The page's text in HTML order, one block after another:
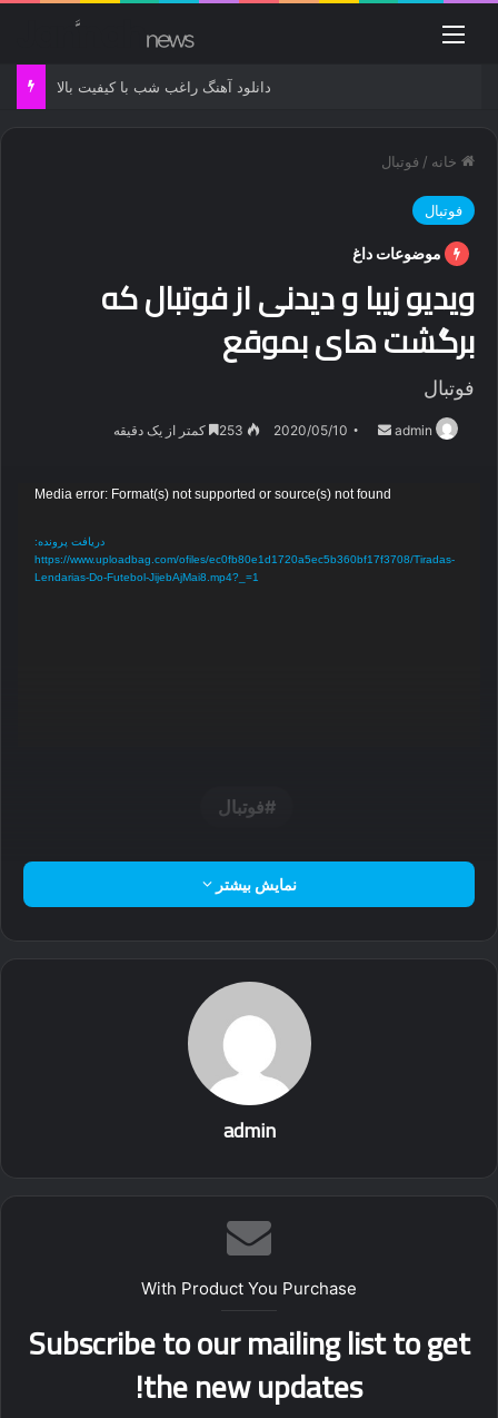
منو
دانلود آهنگ راغب شب با کیفیت بالا
خانه / فوتبال
فوتبال
موضوعات داغ
ویدیو زیبا و دیدنی از فوتبال که
برگشت های بموقع
فوتبال
admin
ارسال2020/05/10 کمتر از یک دقیقه
Media error: Format(s) not supported or source(s) not found
دریافت پرونده:
https://www.uploadbag.com/ofiles/ec0fb80e1d1720a5ec5b360bf17f3708/Tiradas-
Lendarias-Do-Futebol-JijebAjMai8.mp4?_=1
فوتبال
نمایش بیشتر
admin
With Product You Purchase
Subscribe to our mailing list to get
the new updates!